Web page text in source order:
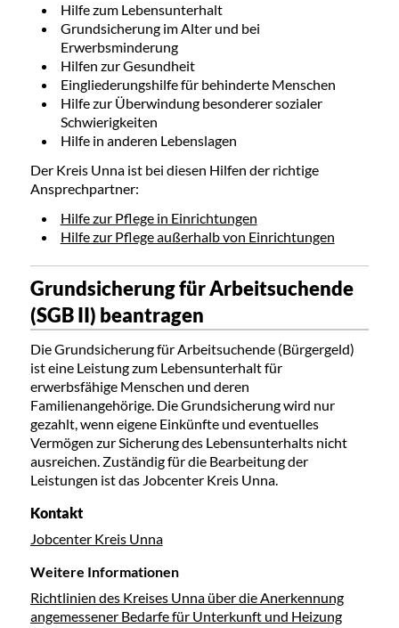
Hilfe zum Lebensunterhalt
Grundsicherung im Alter und bei
Erwerbsminderung
Hilfen zur Gesundheit
Eingliederungshilfe für behinderte Menschen
Hilfe zur Überwindung besonderer sozialer
Schwierigkeiten
Hilfe in anderen Lebenslagen
Der Kreis Unna ist bei diesen Hilfen der richtige
Ansprechpartner:
Hilfe zur Pflege in Einrichtungen
Hilfe zur Pflege außerhalb von Einrichtungen
Grundsicherung für Arbeitsuchende
(SGB II) beantragen
Die Grundsicherung für Arbeitsuchende (Bürgergeld)
ist eine Leistung zum Lebensunterhalt für
erwerbsfähige Menschen und deren
Familienangehörige. Die Grundsicherung wird nur
gezahlt, wenn eigene Einkünfte und eventuelles
Vermögen zur Sicherung des Lebensunterhalts nicht
ausreichen. Zuständig für die Bearbeitung der
Leistungen ist das Jobcenter Kreis Unna.
Kontakt
Jobcenter Kreis Unna
Weitere Informationen
Richtlinien des Kreises Unna über die Anerkennung
angemessener Bedarfe für Unterkunft und Heizung